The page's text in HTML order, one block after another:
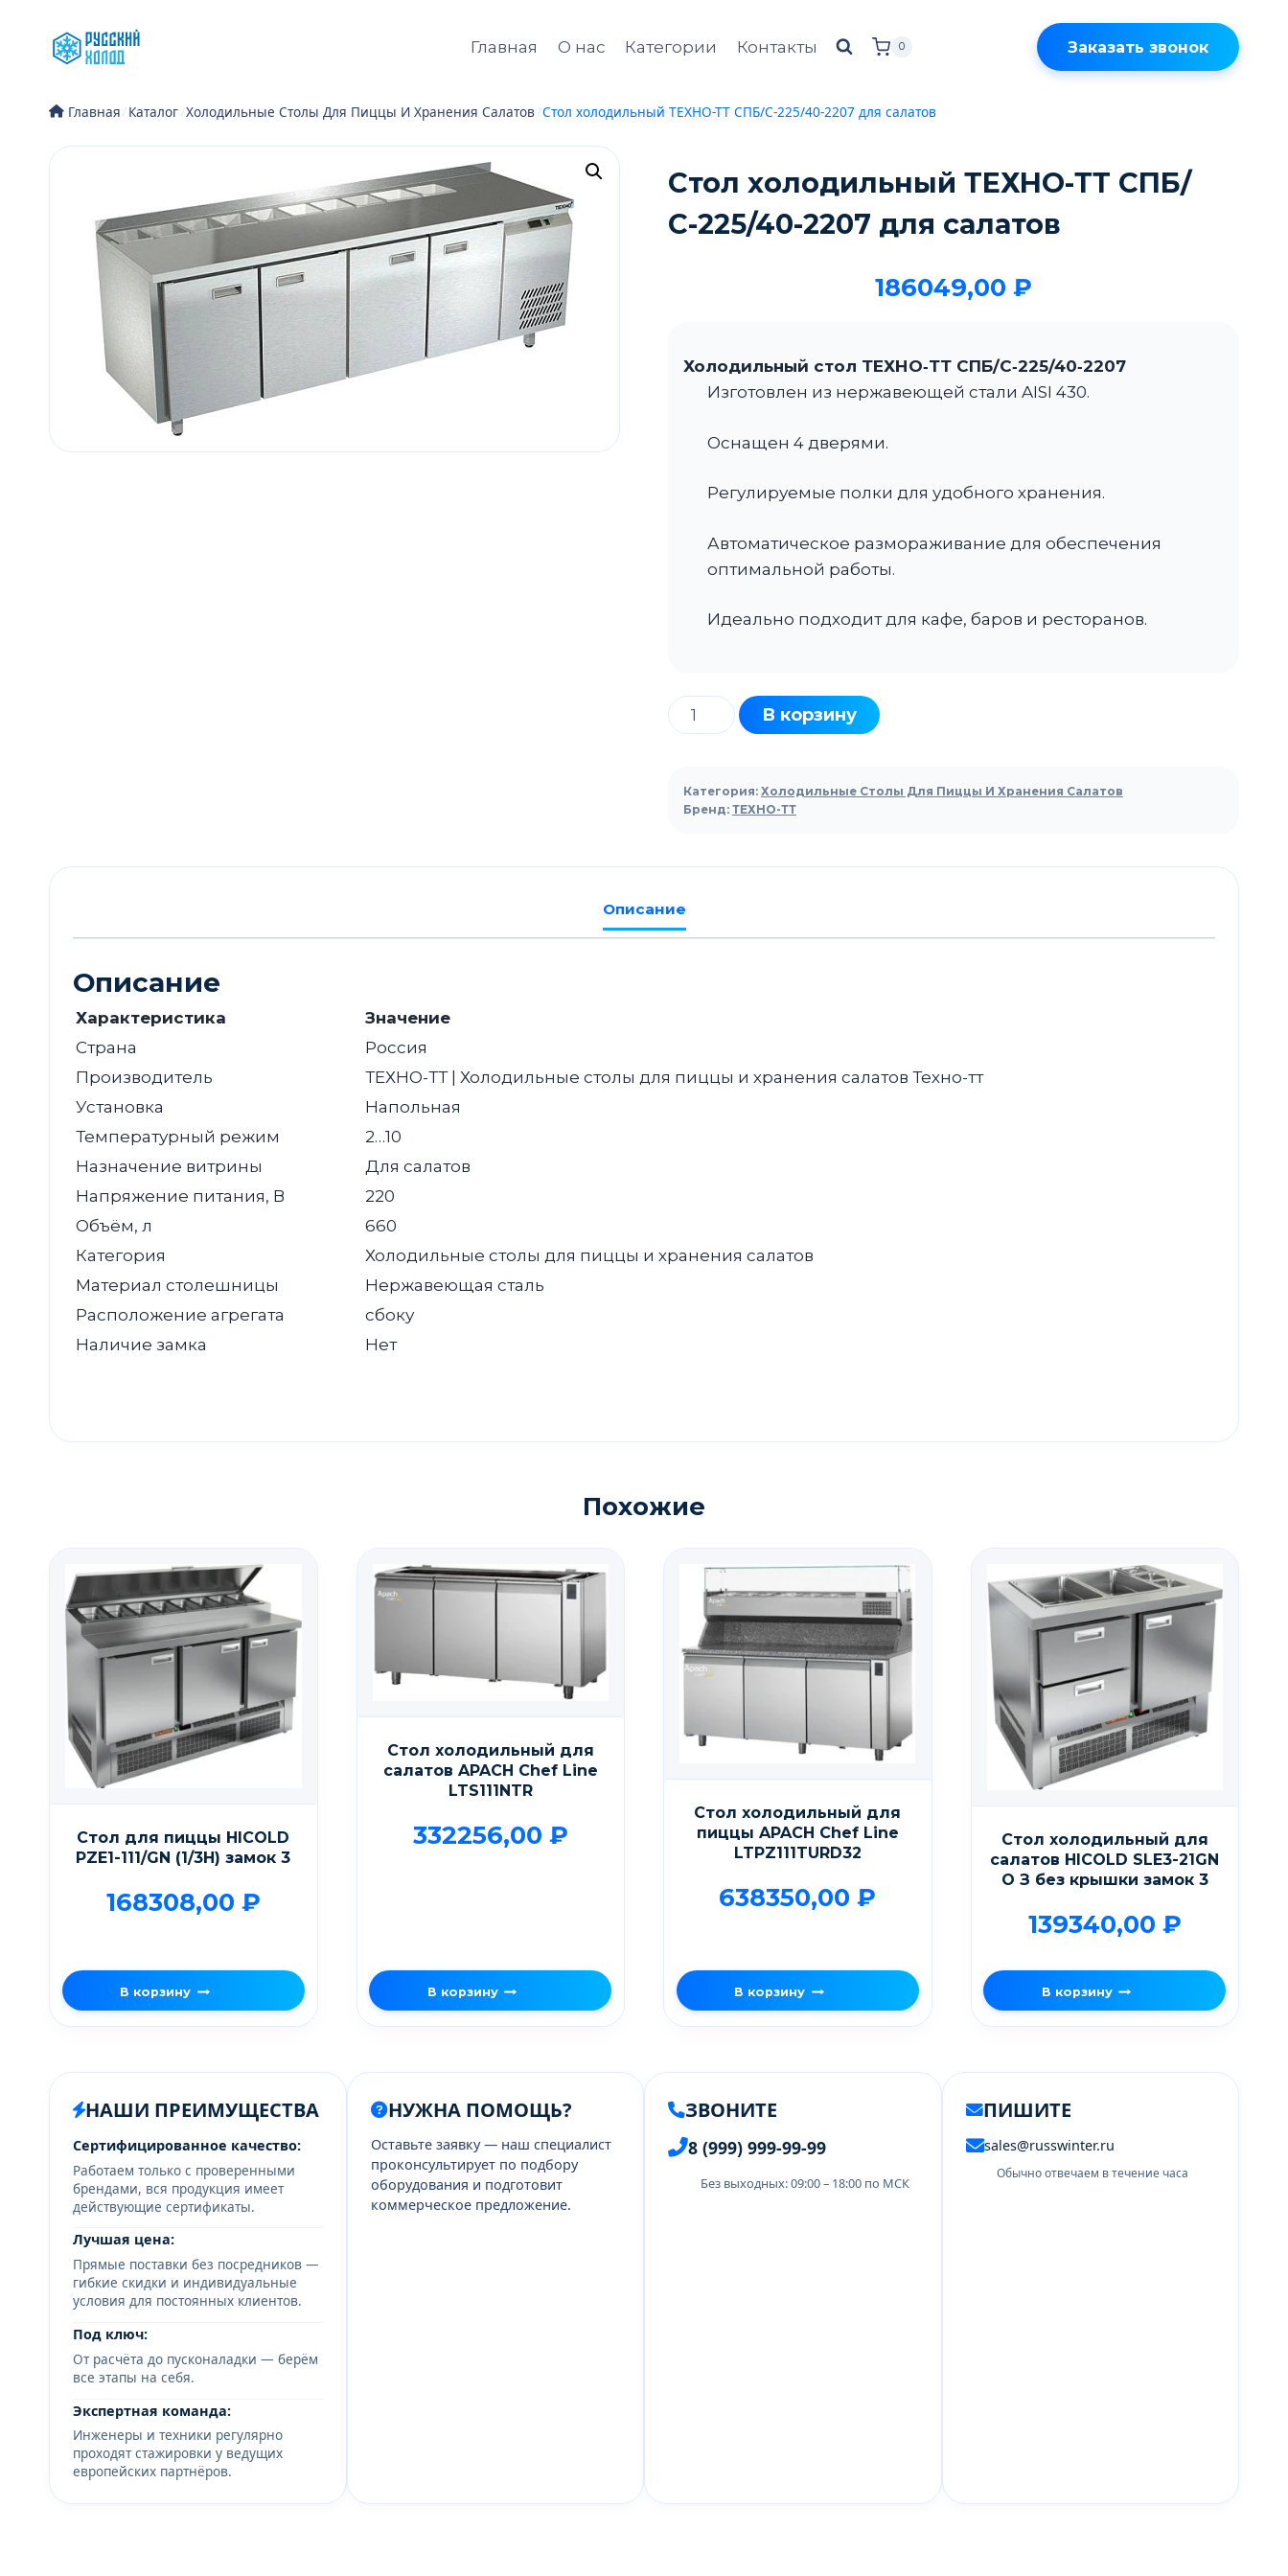
содержимому
Главная О нас Категории Контакты 0 Заказать звонок
Главная/Каталог/Холодильные Столы Для Пиццы И Хранения Салатов/Стол холодильный ТЕХНО-ТТ СПБ/С-225/40-2207 для салатов
Стол холодильный ТЕХНО-ТТ СПБ/
С-225/40-2207 для салатов
186049,00 ₽
Холодильный стол ТЕХНО‑ТТ СПБ/С‑225/40‑2207
Изготовлен из нержавеющей стали AISI 430.
Оснащен 4 дверями.
Регулируемые полки для удобного хранения.
Автоматическое размораживание для обеспечения
оптимальной работы.
Идеально подходит для кафе, баров и ресторанов.
Количество
товара
холодильный
ТЕХНО-
СПБ/
2207
для
В корзину
Категория: Холодильные Столы Для Пиццы И Хранения Салатов
Бренд: ТЕХНО-ТТ
Описание
Описание
Характеристика
Значение
Страна
Россия
Производитель
ТЕХНО-ТТ | Холодильные столы для пиццы и хранения салатов Техно-тт
Установка
Напольная
Температурный режим
2…10
Назначение витрины
Для салатов
Напряжение питания, В
220
Объём, л
660
Категория
Холодильные столы для пиццы и хранения салатов
Материал столешницы
Нержавеющая сталь
Расположение агрегата
сбоку
Наличие замка
Нет
Похожие
Стол для пиццы HICOLD
PZE1-111/GN (1/3H) замок 3
168308,00 ₽
В корзину
Стол холодильный для
салатов APACH Chef Line
LTS111NTR
332256,00 ₽
В корзину
Стол холодильный для
пиццы APACH Chef Line
LTPZ111TURD32
638350,00₽
В корзину
Стол холодильный для
салатов HICOLD SLE3-21GN
О З без крышки замок 3
139340,00 ₽
В корзину
НАШИ ПРЕИМУЩЕСТВА
Сертифицированное качество:
Работаем только с проверенными
брендами, вся продукция имеет
действующие сертификаты.
Лучшая цена:
Прямые поставки без посредников —
гибкие скидки и индивидуальные
условия для постоянных клиентов.
Под ключ:
От расчёта до пусконаладки — берём
все этапы на себя.
Экспертная команда:
Инженеры и техники регулярно
проходят стажировки у ведущих
европейских партнёров.
НУЖНА ПОМОЩЬ?
Оставьте заявку — наш специалист
проконсультирует по подбору
оборудования и подготовит
коммерческое предложение.
ЗВОНИТЕ
8 (999) 999-99-99
Без выходных: 09:00 – 18:00 по МСК
ПИШИТЕ
sales@russwinter.ru
Обычно отвечаем в течение часа